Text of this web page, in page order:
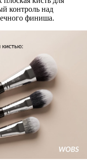
контроль над
финиша.